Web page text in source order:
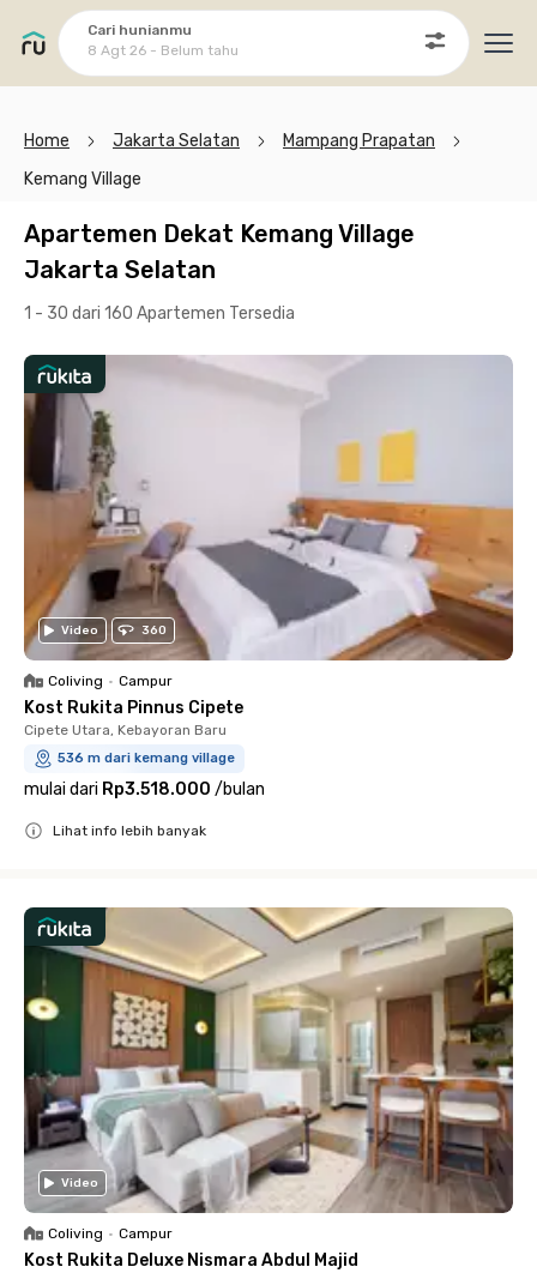
Cari hunianmu
8 Agt 26 - Belum tahu
Home Jakarta Selatan
Mampang Prapatan
Kemang Village
Apartemen Dekat Kemang Village
Jakarta Selatan
1 - 30 dari 160 Apartemen Tersedia
Video 360
Coliving • Campur
Kost Rukita Pinnus Cipete
Cipete Utara, Kebayoran Baru
536 m dari kemang village
mulai dari Rp3.518.000 /bulan
Lihat info lebih banyak
Video
Coliving • Campur
Kost Rukita Deluxe Nismara Abdul Majid